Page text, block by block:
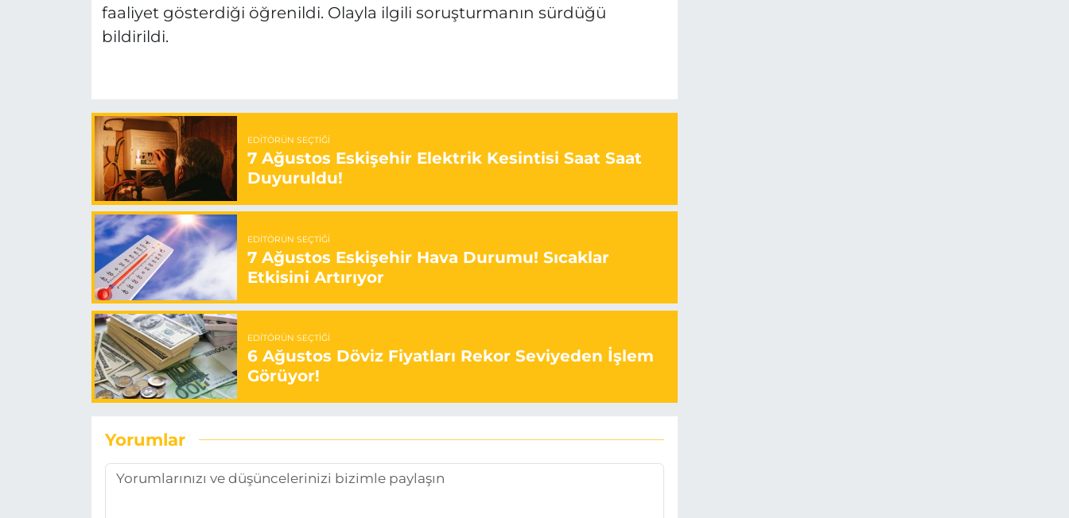
faaliyet gösterdiği öğrenildi. Olayla ilgili soruşturmanın sürdüğü
bildirildi.
EDITÖRÜN SEÇTIĞI
7 Ağustos Eskişehir Elektrik Kesintisi Saat Saat
Duyuruldu!
EDITÖRÜN SEÇTIĞI
7 Ağustos Eskişehir Hava Durumu! Sıcaklar
Etkisini Artırıyor
EDITÖRÜN SEÇTIĞI
6 Ağustos Döviz Fiyatları Rekor Seviyeden İşlem
Görüyor!
Yorumlar